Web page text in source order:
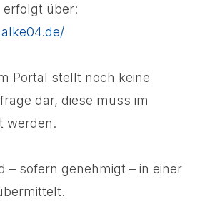
erfolgt über:
Portal stellt noch keine
dar, diese muss im
werden.
– sofern genehmigt – in einer